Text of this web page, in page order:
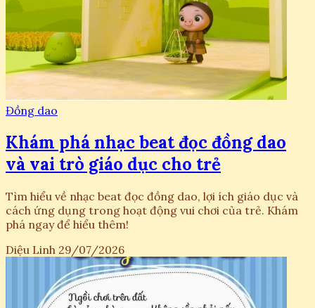
Đồng dao
Khám phá nhạc beat đọc đồng dao
và vai trò giáo dục cho trẻ
Tìm hiểu về nhạc beat đọc đồng dao, lợi ích giáo dục và
cách ứng dụng trong hoạt động vui chơi của trẻ. Khám
phá ngay để hiểu thêm!
Diệu Linh 29/07/2026